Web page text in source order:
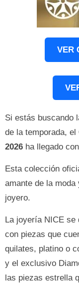
VER
Si estás buscando
de la temporada, el
2026 ha llegado
Esta colección
amante de la
joyero.
La joyería NICE se
con piezas que
quilates, platino o
y el exclusivo
las piezas estrella